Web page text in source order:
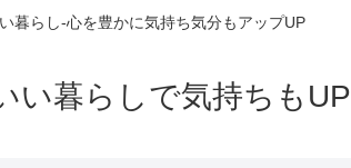
暮らし-心を豊かに気持ち気分もアップUP
い暮らしで気持ちもUP